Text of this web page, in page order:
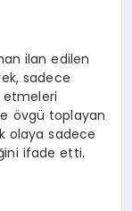
ilan edilen
sadece
etmeleri
övgü toplayan
olaya sadece
ifade etti.